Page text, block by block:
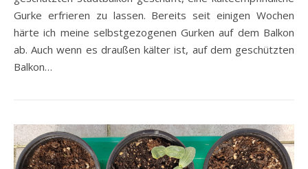
Gurke erfrieren zu lassen. Bereits seit einigen Wochen
härte ich meine selbstgezogenen Gurken auf dem Balkon
ab. Auch wenn es draußen kälter ist, auf dem geschützten
Balkon…